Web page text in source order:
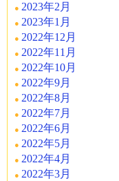
2023年2月
2023年1月
2022年12月
2022年11月
2022年10月
2022年9月
2022年8月
2022年7月
2022年6月
2022年5月
2022年4月
2022年3月